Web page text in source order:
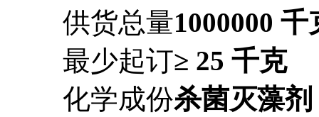
供货总量1000000 千
最少起订≥ 25 千克
化学成份杀菌灭藻剂